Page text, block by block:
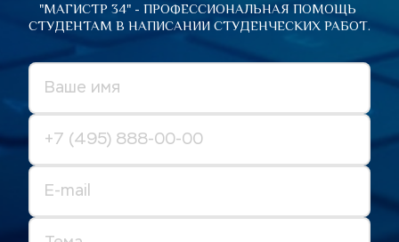
"МАГИСТР 34" - ПРОФЕССИОНАЛЬНАЯ ПОМОЩЬ
СТУДЕНТАМ В НАПИСАНИИ СТУДЕНЧЕСКИХ РАБОТ.